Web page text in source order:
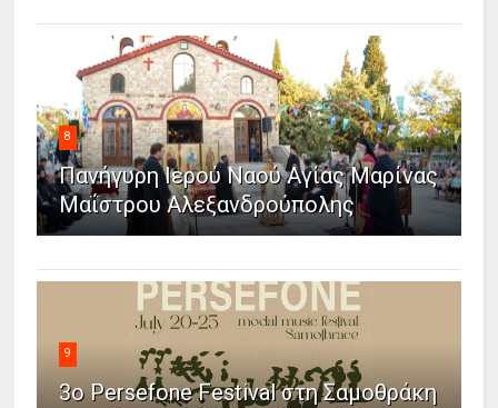
8
Πανήγυρη Ιερού Ναού Αγίας Μαρίνας
Μαΐστρου Αλεξανδρούπολης
9
3ο Persefone Festival στη Σαμοθράκη